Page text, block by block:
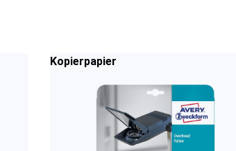
Kopierpapier